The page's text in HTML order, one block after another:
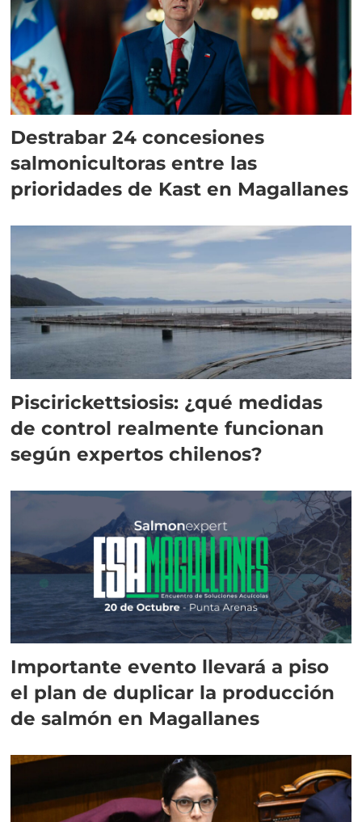
Destrabar 24 concesiones
salmonicultoras entre las
prioridades de Kast en Magallanes
Piscirickettsiosis: ¿qué medidas
de control realmente funcionan
según expertos chilenos?
Importante evento llevará a piso
el plan de duplicar la producción
de salmón en Magallanes